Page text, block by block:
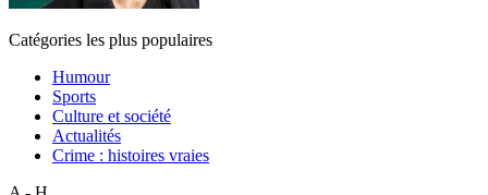
Catégories les plus populaires
Humour
Sports
Culture et société
Actualités
Crime : histoires vraies